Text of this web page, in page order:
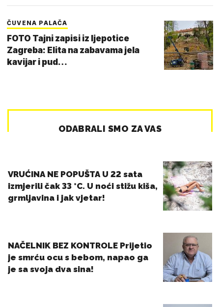
ČUVENA PALAČA
FOTO Tajni zapisi iz ljepotice
Zagreba: Elita na zabavama jela
kavijar i pud…